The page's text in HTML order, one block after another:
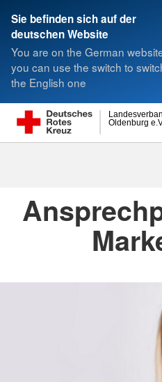
Sie befinden sich auf der
deutschen Website
You are on the German
you can use the switch to
the English one
Oldenburg
Suche